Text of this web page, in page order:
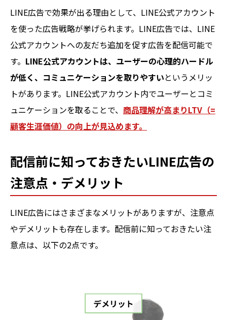
LINE広告で効果が出る理由として、LINE公式アカウント
を使った広告戦略が挙げられます。LINE広告では、LINE
公式アカウントへの友だち追加を促す広告を配信可能で
す。 LINE公式アカウントは、ユーザーの心理的ハードル
が低く、コミュニケーションを取りやすいというメリッ
トがあります。LINE公式アカウント内でユーザーとコミ
ュニケーションを取ることで、 商品理解が高まりLTV（=
顧客生涯価値）の向上が見込めます。
配信前に知っておきたいLINE広告の
注意点・デメリット
LINE広告にはさまざまなメリットがありますが、注意点
やデメリットも存在します。配信前に知っておきたい注
意点は、以下の2点です。